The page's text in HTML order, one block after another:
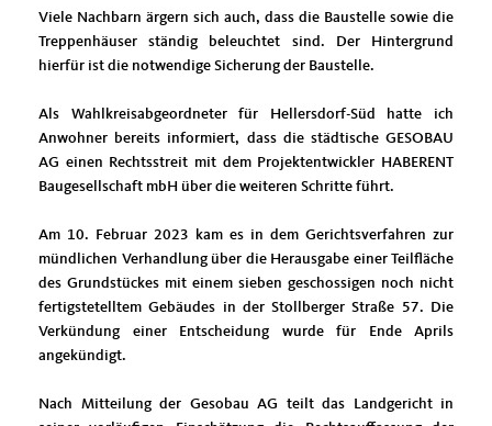
Viele Nachbarn ärgern sich auch, dass die Baustelle sowie die
Treppenhäuser ständig beleuchtet sind. Der Hintergrund
hierfür ist die notwendige Sicherung der Baustelle.
Als Wahlkreisabgeordneter für Hellersdorf-Süd hatte ich
Anwohner bereits informiert, dass die städtische GESOBAU
AG einen Rechtsstreit mit dem Projektentwickler HABERENT
Baugesellschaft mbH über die weiteren Schritte führt.
Am 10. Februar 2023 kam es in dem Gerichtsverfahren zur
mündlichen Verhandlung über die Herausgabe einer Teilfläche
des Grundstückes mit einem sieben geschossigen noch nicht
fertigstetelltem Gebäudes in der Stollberger Straße 57. Die
Verkündung einer Entscheidung wurde für Ende Aprils
angekündigt.
Nach Mitteilung der Gesobau AG teilt das Landgericht in